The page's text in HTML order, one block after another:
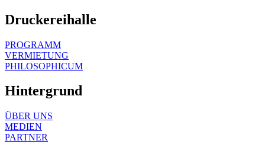
Druckereihalle
PROGRAMM
VERMIETUNG
PHILOSOPHICUM
Hintergrund
ÜBER UNS
MEDIEN
PARTNER